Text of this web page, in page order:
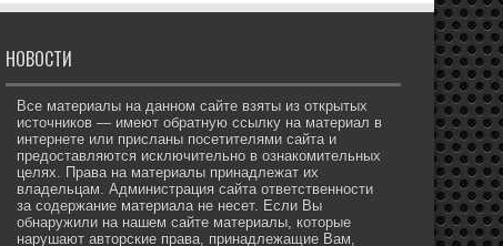
НОВОСТИ
Все материалы на данном сайте взяты из открытых
источников — имеют обратную ссылку на материал в
интернете или присланы посетителями сайта и
предоставляются исключительно в ознакомительных
целях. Права на материалы принадлежат их
владельцам. Администрация сайта ответственности
за содержание материала не несет. Если Вы
обнаружили на нашем сайте материалы, которые
нарушают авторские права, принадлежащие Вам,